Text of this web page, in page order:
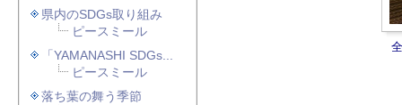
県内のSDGs取り組み
ピースミール
「YAMANASHI SDGs...
ピースミール
落ち葉の舞う季節